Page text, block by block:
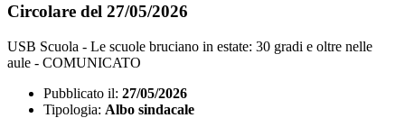
Circolare del 27/05/2026
USB Scuola - Le scuole bruciano in estate: 30 gradi e oltre nelle
aule - COMUNICATO
Pubblicato il: 27/05/2026
Tipologia: Albo sindacale